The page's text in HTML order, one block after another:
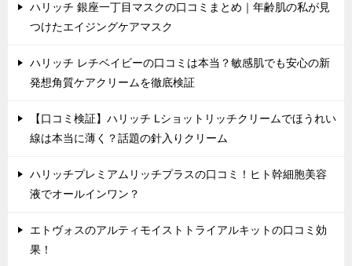
ハリッチ 銀座一丁目マスクの口コミまとめ｜年齢肌の私が見
つけたエイジングケアマスク
ハリッチ レチベイビーの口コミは本当？敏感肌でも安心の新
発想角質ケアクリームを徹底検証
【口コミ検証】ハリッチ Lショットリッチクリームでほうれい
線は本当に薄く？話題の針入りクリーム
ハリッチプレミアムリッチプラスの口コミ！ヒト幹細胞美容
液でオールインワン？
エトヴォスのアルティモイストトライアルキットの口コミ効
果！